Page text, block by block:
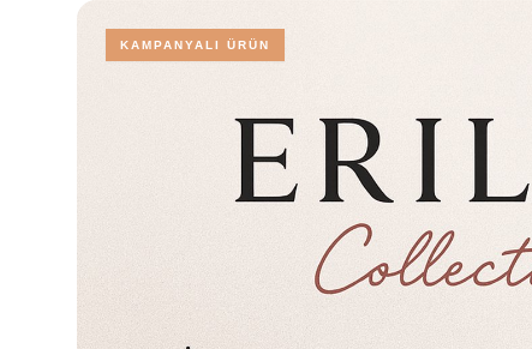
KAMPANYALI ÜRÜN